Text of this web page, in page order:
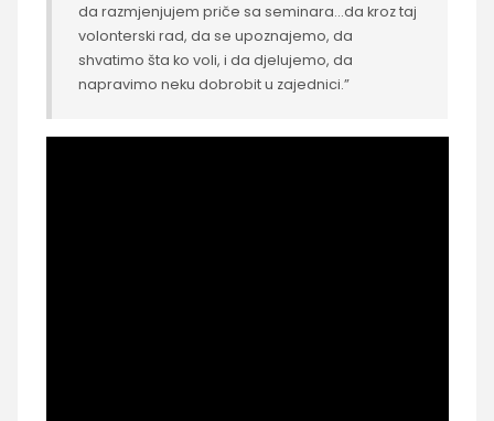
da razmjenjujem priče sa seminara…da kroz taj
volonterski rad, da se upoznajemo, da
shvatimo šta ko voli, i da djelujemo, da
napravimo neku dobrobit u zajednici.”